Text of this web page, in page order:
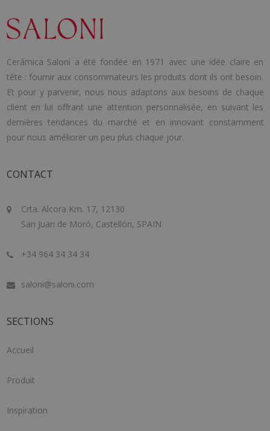
Cerámica Saloni a été fondée en 1971 avec une idée claire en
tête : fournir aux consommateurs les produits dont ils ont besoin.
Et pour y parvenir, nous nous adaptons aux besoins de chaque
client en lui offrant une attention personnalisée, en suivant les
dernières tendances du marché et en innovant constamment
pour nous améliorer un peu plus chaque jour.
CONTACT
Crta. Alcora Km. 17, 12130
San Juan de Moró, Castellón, SPAIN
+34 964 34 34 34
saloni@saloni.com
SECTIONS
Accueil
Produit
Inspiration